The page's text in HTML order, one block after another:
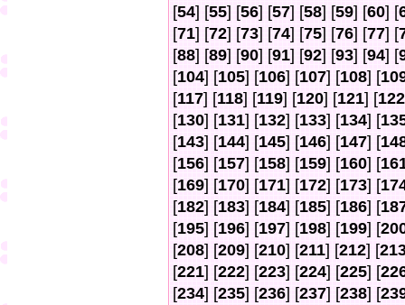
[54] [55] [56] [57] [58] [59] [60] [
[71] [72] [73] [74] [75] [76] [77] [
[88] [89] [90] [91] [92] [93] [94] [
[104] [105] [106] [107] [108] [
[117] [118] [119] [120] [121] [122
[130] [131] [132] [133] [134] [
[143] [144] [145] [146] [147] [
[156] [157] [158] [159] [160] [
[169] [170] [171] [172] [173] [
[182] [183] [184] [185] [186] [
[195] [196] [197] [198] [199] [
[208] [209] [210] [211] [212] [
[221] [222] [223] [224] [225] [
[234] [235] [236] [237] [238] [